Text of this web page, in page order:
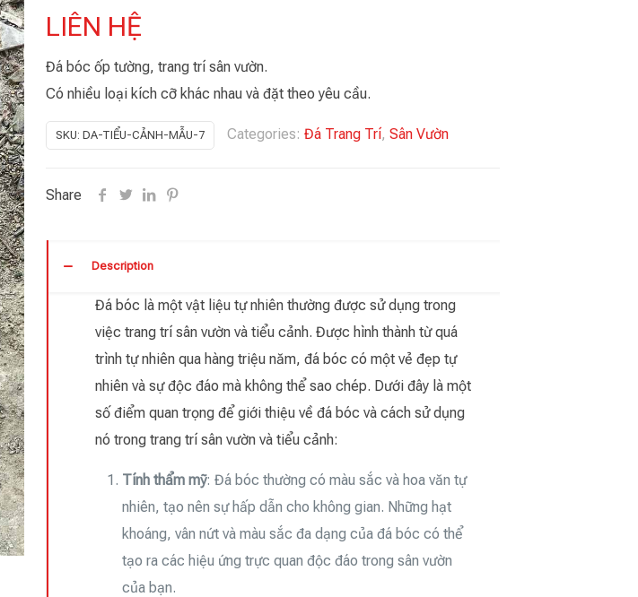
LIÊN HỆ
Đá bóc ốp tường, trang trí sân vườn.
Có nhiều loại kích cỡ khác nhau và đặt theo yêu cầu.
SKU: DA-TIỂU-CẢNH-MẪU-7 Categories: Đá Trang Trí, Sân Vườn
Share
Description
Đá bóc là một vật liệu tự nhiên thường được sử dụng trong
việc trang trí sân vườn và tiểu cảnh. Được hình thành từ quá
trình tự nhiên qua hàng triệu năm, đá bóc có một vẻ đẹp tự
nhiên và sự độc đáo mà không thể sao chép. Dưới đây là một
số điểm quan trọng để giới thiệu về đá bóc và cách sử dụng
nó trong trang trí sân vườn và tiểu cảnh:
Tính thẩm mỹ: Đá bóc thường có màu sắc và hoa văn tự
nhiên, tạo nên sự hấp dẫn cho không gian. Những hạt
khoáng, vân nứt và màu sắc đa dạng của đá bóc có thể
tạo ra các hiệu ứng trực quan độc đáo trong sân vườn
của bạn.